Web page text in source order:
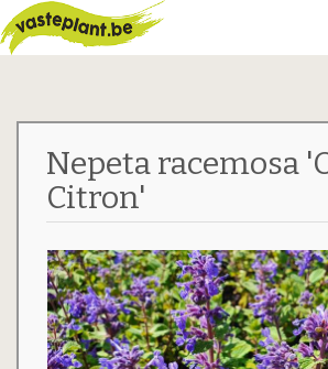
Nepeta racemosa
Citron'